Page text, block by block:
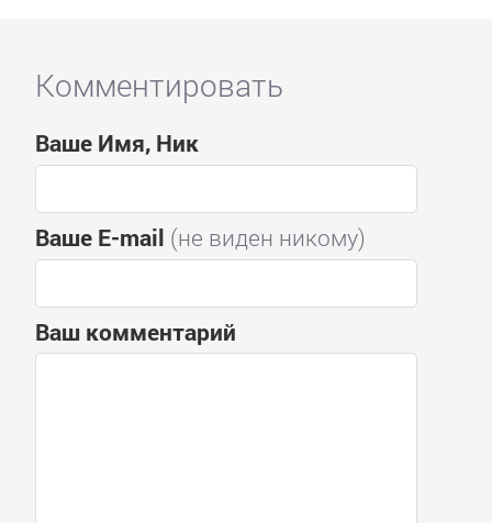
Комментировать
Ваше Имя, Ник
Ваше E-mail (не виден никому)
Ваш комментарий